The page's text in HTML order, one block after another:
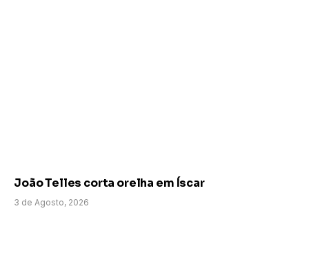
João Telles corta orelha em Íscar
3 de Agosto, 2026